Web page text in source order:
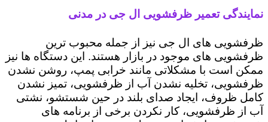
نمایندگی تعمیر ظرفشویی ال جی در مدنی
ظرفشویی های ال جی نیز از جمله محبوب ترین
ظرفشویی های موجود در بازار هستند. این دستگاه ها نیز
ممکن است با مشکلاتی مانند خرابی پمپ، روشن نشدن
ظرفشویی، تخلیه نشدن آب از ظرفشویی، تمیز نشدن
کامل ظروف، ایجاد صدای بلند در حین شستشو، نشتی
آب از ظرفشویی، کار نکردن برخی از برنامه های